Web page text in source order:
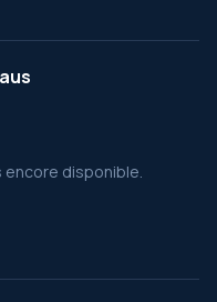
encore disponible.